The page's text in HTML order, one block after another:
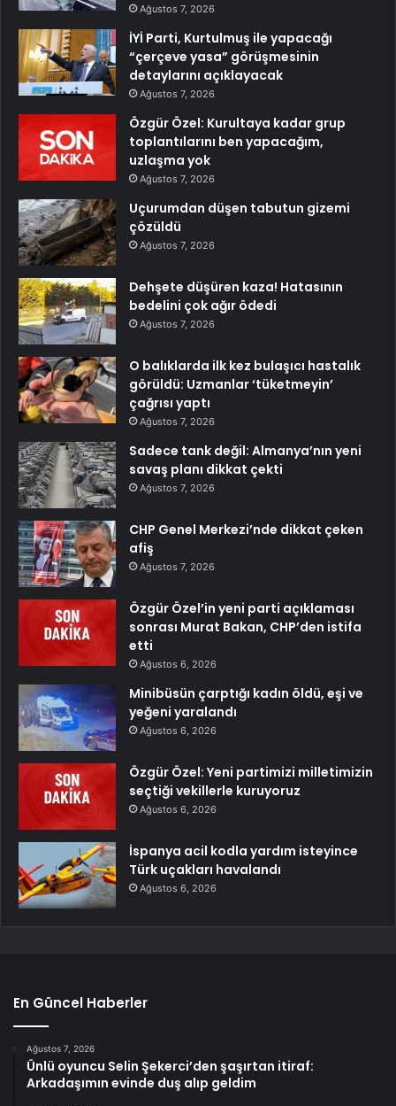
Ağustos 7, 2026
İYİ Parti, Kurtulmuş ile yapacağı
“çerçeve yasa” görüşmesinin
detaylarını açıklayacak
Ağustos 7, 2026
Özgür Özel: Kurultaya kadar grup
toplantılarını ben yapacağım,
uzlaşma yok
Ağustos 7, 2026
Uçurumdan düşen tabutun gizemi
çözüldü
Ağustos 7, 2026
Dehşete düşüren kaza! Hatasının
bedelini çok ağır ödedi
Ağustos 7, 2026
O balıklarda ilk kez bulaşıcı hastalık
görüldü: Uzmanlar ‘tüketmeyin’
çağrısı yaptı
Ağustos 7, 2026
Sadece tank değil: Almanya’nın yeni
savaş planı dikkat çekti
Ağustos 7, 2026
CHP Genel Merkezi’nde dikkat çeken
afiş
Ağustos 7, 2026
Özgür Özel’in yeni parti açıklaması
sonrası Murat Bakan, CHP’den istifa
etti
Ağustos 6, 2026
Minibüsün çarptığı kadın öldü, eşi ve
yeğeni yaralandı
Ağustos 6, 2026
Özgür Özel: Yeni partimizi milletimizin
seçtiği vekillerle kuruyoruz
Ağustos 6, 2026
İspanya acil kodla yardım isteyince
Türk uçakları havalandı
Ağustos 6, 2026
En Güncel Haberler
Ağustos 7, 2026
Ünlü oyuncu Selin Şekerci’den şaşırtan itiraf:
Arkadaşımın evinde duş alıp geldim